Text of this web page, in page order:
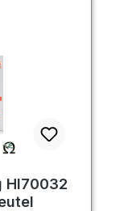
HI70032